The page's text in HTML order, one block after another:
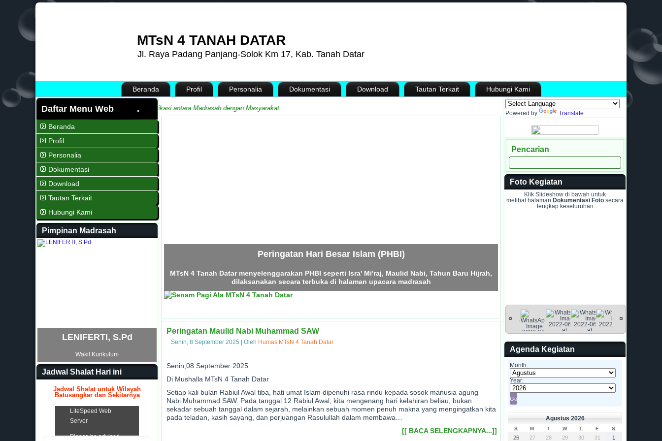
MTsN 4 TANAH DATAR
Jl. Raya Padang Panjang-Solok Km 17, Kab. Tanah Datar
Beranda Profil Personalia Dokumentasi Download Tautan Terkait Hubungi Kami
Daftar Menu Web
Beranda
Profil
Personalia
Dokumentasi
Download
Tautan Terkait
Hubungi Kami
Pimpinan Madrasah
LENIFERTI, S.Pd
Wakil Kurikulum
Jadwal Shalat Hari ini
Jadwal Shalat untuk Wilayah
Batusangkar dan Sekitarnya
Barat Media Informasi dan Sarana Komunikasi antara Madrasah dengan Masyarakat
Peringatan Hari Besar Islam (PHBI)
MTsN 4 Tanah Datar menyelenggarakan PHBI seperti Isra' Mi'raj, Maulid Nabi, Tahun Baru Hijrah,
Peringatan Maulid Nabi Muhammad SAW
Senin, 8 September 2025 Oleh Humas MTsN 4 Tanah Datar
Senin,08 September 2025
Di Mushalla MTsN 4 Tanah Datar
Setiap kali bulan Rabiul Awal tiba, hati umat Islam dipenuhi rasa rindu kepada sosok manusia agung—
Nabi Muhammad SAW. Pada tanggal 12 Rabiul Awal, kita mengenang hari kelahiran beliau, bukan
sekadar sebuah tanggal dalam sejarah, melainkan sebuah momen penuh makna yang mengingatkan kita
pada teladan, kasih sayang, dan perjuangan Rasulullah dalam membawa…
[[ BACA SELENGKAPNYA...]]
Powered by Translate
Pencarian
Foto Kegiatan
Klik Slideshow di bawah untuk
melihat halaman Dokumentasi Foto secara
lengkap keseluruhan
Agenda Kegiatan
Month:
Year:
Agustus 2026
S M T W T F S
26 27 28 29 30 31 1